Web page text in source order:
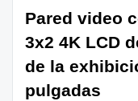
Pared video
3x2 4K LCD
de la
pulgadas